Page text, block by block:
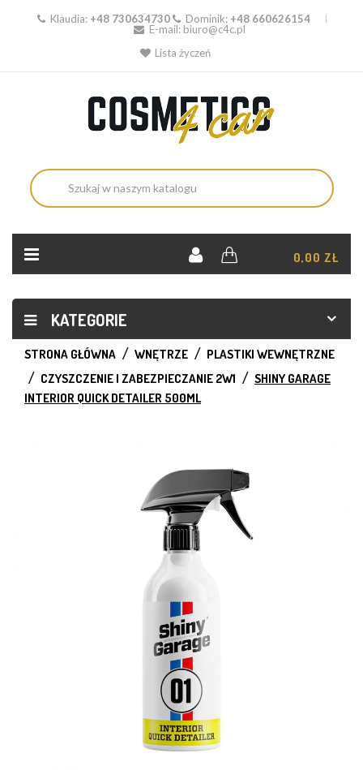
Klaudia: +48 730634730 Dominik: +48 660626154
E-mail: biuro@c4c.pl
Lista życzeń
0,00 ZŁ
KATEGORIE
STRONA GŁÓWNA WNĘTRZE
PLASTIKI WEWNĘTRZNE
CZYSZCZENIE I ZABEZPIECZANIE 2W1
SHINY GARAGE
INTERIOR QUICK DETAILER 500ML